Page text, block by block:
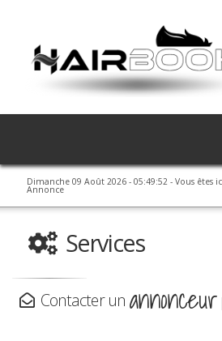
Dimanche 09 Août 2026 - 05:49:52 - Vous êtes
Annonce
Services
Contacter un annonceur